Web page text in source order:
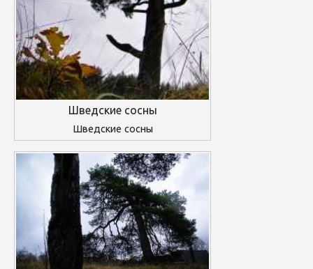
Шведские сосны
Шведские сосны